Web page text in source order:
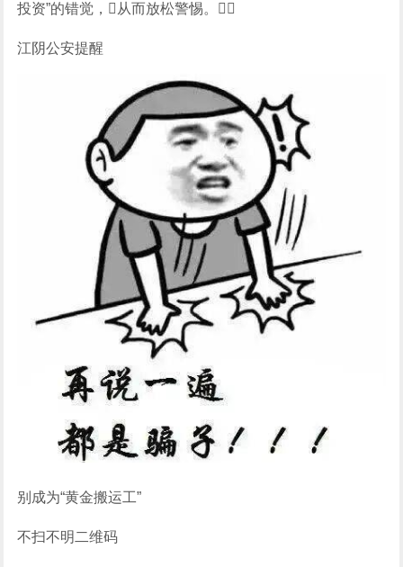
投资”的错觉，从而放松警惕。
江阴公安提醒
别成为“黄金搬运工”
不扫不明二维码